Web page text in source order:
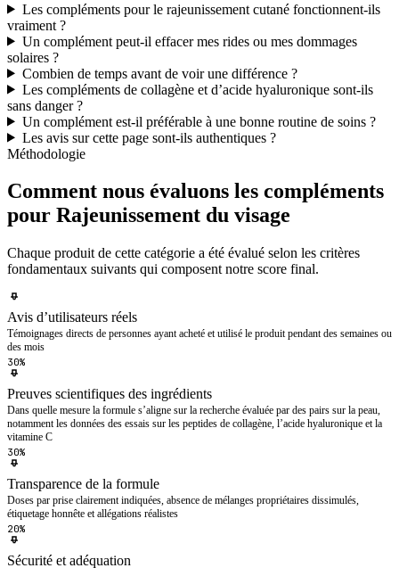
Les compléments pour le rajeunissement cutané fonctionnent-ils
vraiment ?
Un complément peut-il effacer mes rides ou mes dommages
solaires ?
Combien de temps avant de voir une différence ?
Les compléments de collagène et d’acide hyaluronique sont-ils
sans danger ?
Un complément est-il préférable à une bonne routine de soins ?
Les avis sur cette page sont-ils authentiques ?
Méthodologie
Comment nous évaluons les compléments
pour Rajeunissement du visage
Chaque produit de cette catégorie a été évalué selon les critères
fondamentaux suivants qui composent notre score final.
Avis d’utilisateurs réels
Témoignages directs de personnes ayant acheté et utilisé le produit pendant des semaines ou
des mois
30%
Preuves scientifiques des ingrédients
Dans quelle mesure la formule s’aligne sur la recherche évaluée par des pairs sur la peau,
notamment les données des essais sur les peptides de collagène, l’acide hyaluronique et la
vitamine C
30%
Transparence de la formule
Doses par prise clairement indiquées, absence de mélanges propriétaires dissimulés,
étiquetage honnête et allégations réalistes
20%
Sécurité et adéquation